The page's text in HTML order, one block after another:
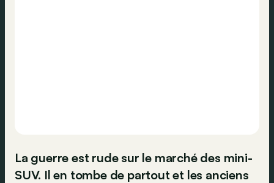
La guerre est rude sur le marché des mini-
SUV. Il en tombe de partout et les anciens